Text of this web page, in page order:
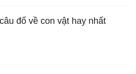
đố về con vật hay nhất